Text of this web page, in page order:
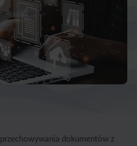
dokumentów z